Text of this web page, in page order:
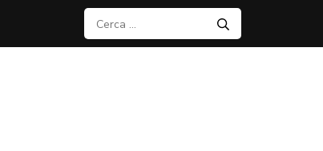
Ricerca
per: